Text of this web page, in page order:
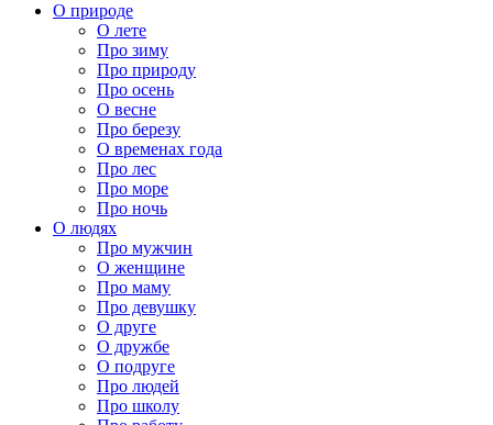
О природе
О лете
Про зиму
Про природу
Про осень
О весне
Про березу
О временах года
Про лес
Про море
Про ночь
О людях
Про мужчин
О женщине
Про маму
Про девушку
О друге
О дружбе
О подруге
Про людей
Про школу